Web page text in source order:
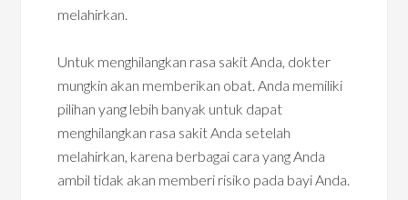
melahirkan.
Untuk menghilangkan rasa sakit Anda, dokter
mungkin akan memberikan obat. Anda memiliki
pilihan yang lebih banyak untuk dapat
menghilangkan rasa sakit Anda setelah
melahirkan, karena berbagai cara yang Anda
ambil tidak akan memberi risiko pada bayi Anda.